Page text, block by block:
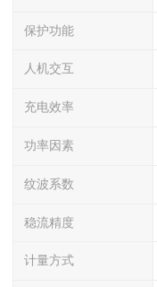
保护功能
人机交互
充电效率
功率因素
纹波系数
稳流精度
计量方式